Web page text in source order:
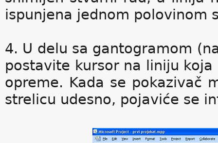
ispunjena jednom polovinom
4. U delu sa gantogramom
postavite kursor na liniju koja
opreme. Kada se pokazivač
strelicu udesno, pojaviće se